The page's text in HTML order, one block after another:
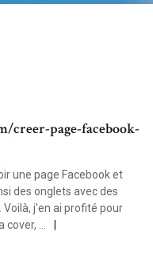
creer-page-facebook-
une page Facebook et
des onglets avec des
j'en ai profité pour
cover, ...